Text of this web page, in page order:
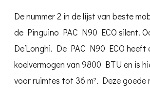
De nummer 2 in de lijst van beste
de Pinguino PAC N90 ECO silent.
De’Longhi. De PAC N90 ECO heeft
koelvermogen van 9800 BTU en is
voor ruimtes tot 36 m². Deze goede